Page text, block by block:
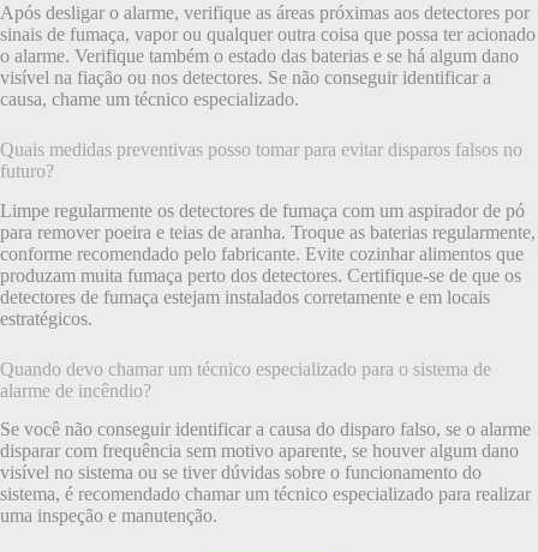
Após desligar o alarme, verifique as áreas próximas aos detectores por
sinais de fumaça, vapor ou qualquer outra coisa que possa ter acionado
o alarme. Verifique também o estado das baterias e se há algum dano
visível na fiação ou nos detectores. Se não conseguir identificar a
causa, chame um técnico especializado.
Quais medidas preventivas posso tomar para evitar disparos falsos no
futuro?
Limpe regularmente os detectores de fumaça com um aspirador de pó
para remover poeira e teias de aranha. Troque as baterias regularmente,
conforme recomendado pelo fabricante. Evite cozinhar alimentos que
produzam muita fumaça perto dos detectores. Certifique-se de que os
detectores de fumaça estejam instalados corretamente e em locais
estratégicos.
Quando devo chamar um técnico especializado para o sistema de
alarme de incêndio?
Se você não conseguir identificar a causa do disparo falso, se o alarme
disparar com frequência sem motivo aparente, se houver algum dano
visível no sistema ou se tiver dúvidas sobre o funcionamento do
sistema, é recomendado chamar um técnico especializado para realizar
uma inspeção e manutenção.